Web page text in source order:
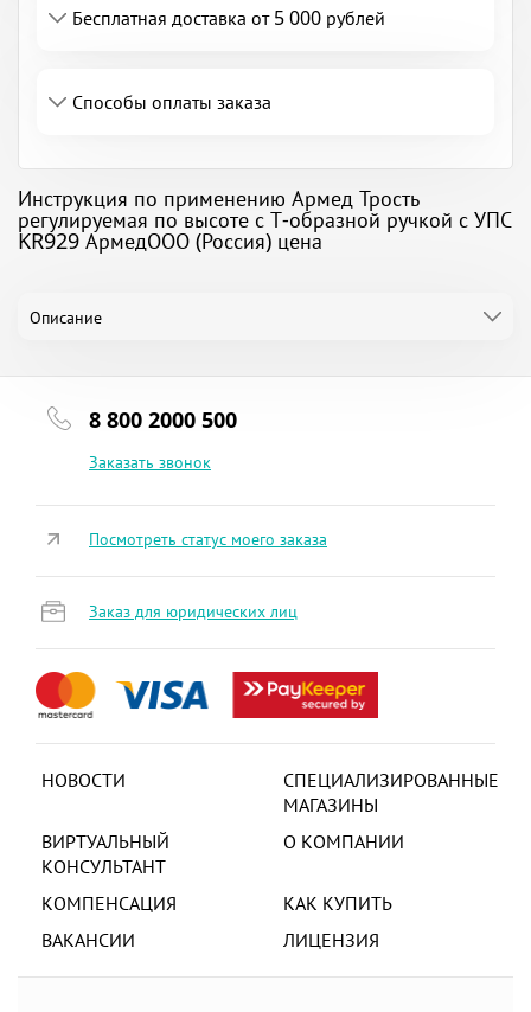
Бесплатная доставка от 5 000 рублей
Способы оплаты заказа
Инструкция по применению Армед Трость
регулируемая по высоте с Т-образной ручкой с УПС
KR929 АрмедООО (Россия) цена
Описание
8 800 2000 500
Заказать звонок
НОВОСТИ
СПЕЦИАЛИЗИРОВАННЫЕ
МАГАЗИНЫ
ВИРТУАЛЬНЫЙ
КОНСУЛЬТАНТ
О КОМПАНИИ
КОМПЕНСАЦИЯ
КАК КУПИТЬ
ВАКАНСИИ
ЛИЦЕНЗИЯ
Посмотреть статус моего заказа
Заказ для юридических лиц